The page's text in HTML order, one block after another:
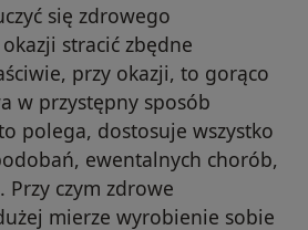
się zdrowego
stracić zbędne
przy okazji, to gorąco
w przystępny sposób
polega, dostosuje wszystko
ewentalnych chorób,
Przy czym zdrowe
mierze wyrobienie sobie